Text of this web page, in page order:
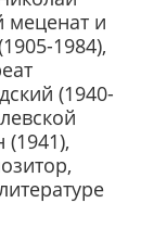
меценат и
1984),
(1940-